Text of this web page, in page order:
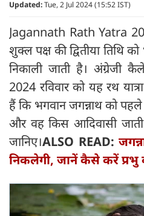
Updated:Tue, 2 Jul 2024 (15:52 IST)
Jagannath Rath Yatra
शुक्ल पक्ष की द्वितीया तिथि
निकाली जाती है। अंग्रेजी
2024 रविवार को यह रथ
हैं कि भगवान जगन्नाथ को
और वह किस आदिवासी
जानिए।ALSO READ:
निकलेगी, जानें कैसे करें प्रभु